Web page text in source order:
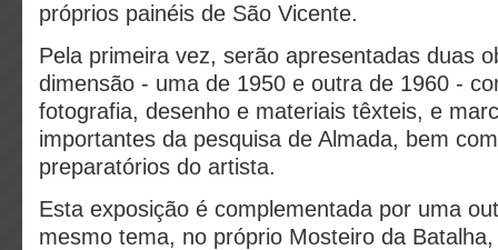
próprios painéis de São Vicente.
Pela primeira vez, serão apresentadas duas
dimensão - uma de 1950 e outra de 1960 -
fotografia, desenho e materiais têxteis, e
importantes da pesquisa de Almada, bem
preparatórios do artista.
Esta exposição é complementada por uma
mesmo tema, no próprio Mosteiro da